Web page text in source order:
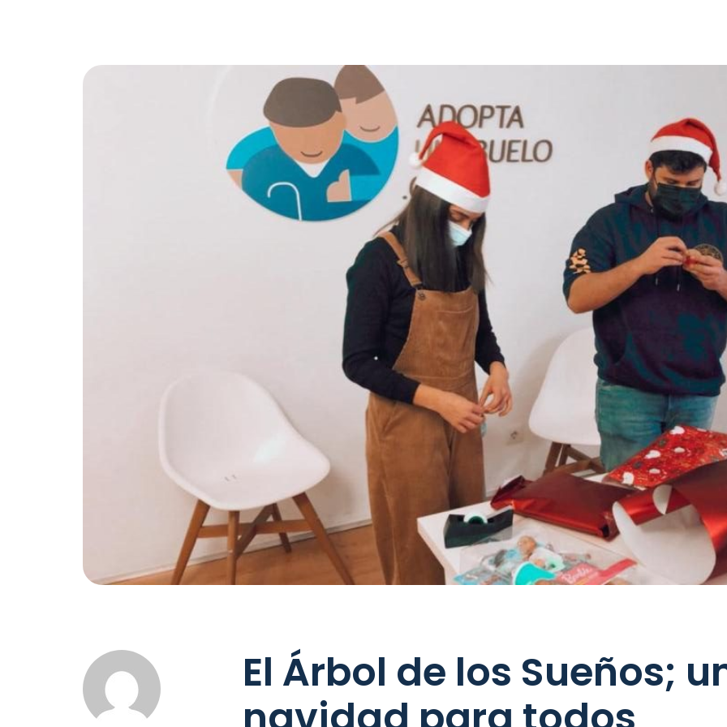
El Árbol de los Sueños;